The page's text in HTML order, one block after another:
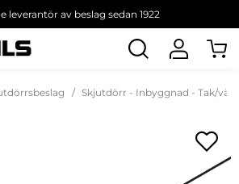
leverantör av beslag sedan 1922
Skjutdörr - Inbyggnad - Tak/